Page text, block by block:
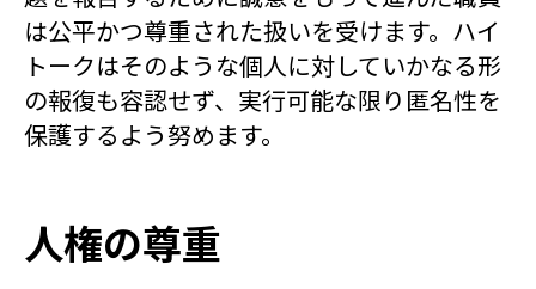
は公平かつ尊重された扱いを受けます。ハイ
トークはそのような個人に対していかなる形
の報復も容認せず、実行可能な限り匿名性を
保護するよう努めます。
人権の尊重